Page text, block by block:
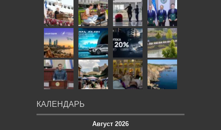
КАЛЕНДАРЬ
Август 2026